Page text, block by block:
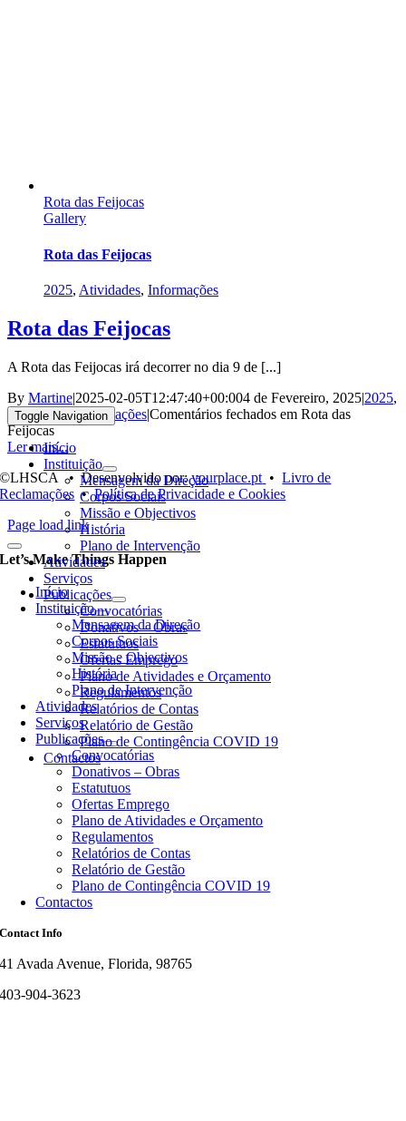
Toggle Navigation
Início
Instituição
Mensagem da Direção
Corpos Sociais
Missão e Objectivos
História
Plano de Intervenção
Atividades
Serviços
Publicações
Convocatórias
Donativos – Obras
Estatutuos
Ofertas Emprego
Plano de Atividades e Orçamento
Regulamentos
Relatórios de Contas
Relatório de Gestão
Plano de Contingência COVID 19
Contactos
Rota das Feijocas
Gallery
Rota das Feijocas
2025, Atividades, Informações
Rota das Feijocas
A Rota das Feijocas irá decorrer no dia 9 de [...]
By Martine|2025-02-05T12:47:40+00:004 de Fevereiro, 2025|2025,
Atividades,Informações|Comentários fechados em Rota das
Feijocas
Ler mais...
©LHSCA • Desenvolvido por:yourplace.pt •Livro de
Reclamações •Política de Privacidade e Cookies
Page load link
Let’s Make Things Happen
Início
Instituição
Mensagem da Direção
Corpos Sociais
Missão e Objectivos
História
Plano de Intervenção
Atividades
Serviços
Publicações
Convocatórias
Donativos – Obras
Estatutuos
Ofertas Emprego
Plano de Atividades e Orçamento
Regulamentos
Relatórios de Contas
Relatório de Gestão
Plano de Contingência COVID 19
Contactos
Contact Info
41 Avada Avenue, Florida, 98765
403-904-3623